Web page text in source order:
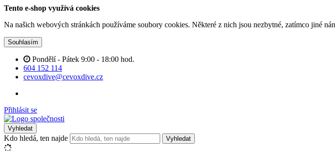
Tento e-shop využívá cookies
Na našich webových stránkách používáme soubory cookies. Některé z nich jsou nezbytné, zatímco jiné
Souhlasím
Pondělí - Pátek 9:00 - 18:00 hod.
604 152 114
cevoxdive@cevoxdive.cz
Přihlásit se
Vyhledat
Kdo hledá, ten najde Vyhledat